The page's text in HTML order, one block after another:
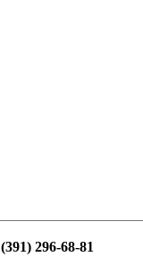
(391) 296-68-81